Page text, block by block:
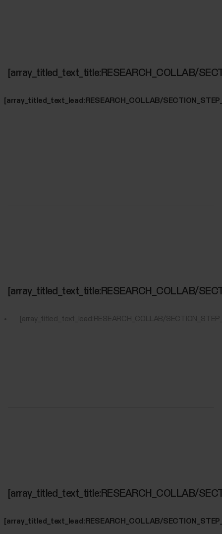
[array_titled_text_title:RESEARCH_COLLAB/
[array_titled_text_lead:RESEARCH_COLLAB/
[array_titled_text_title:RESEARCH_COLLAB/
[array_titled_text_lead:RESEARCH_COLLAB/
[array_titled_text_title:RESEARCH_COLLAB/
[array_titled_text_lead:RESEARCH_COLLAB/